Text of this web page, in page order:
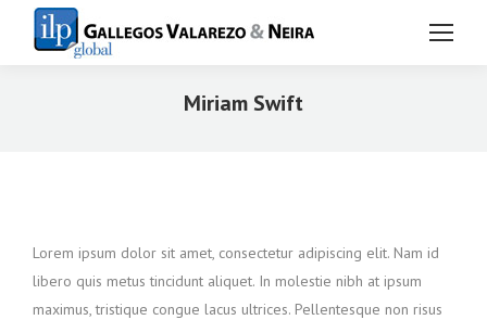
Miriam Swift
Lorem ipsum dolor sit amet, consectetur adipiscing elit. Nam id
libero quis metus tincidunt aliquet. In molestie nibh at ipsum
maximus, tristique congue lacus ultrices. Pellentesque non risus